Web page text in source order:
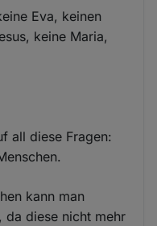
Eva, keinen
keine Maria,
all diese Fragen:
kann man
da diese nicht mehr